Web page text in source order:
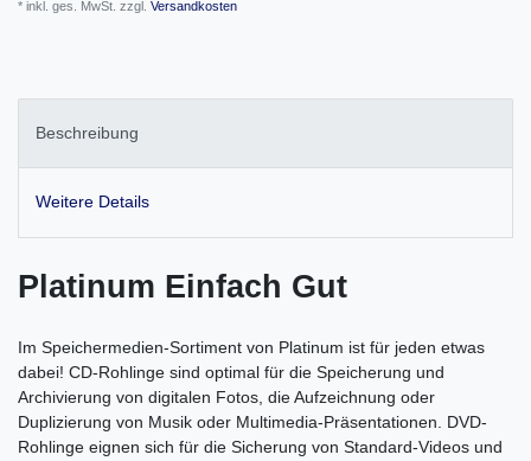
* inkl. ges. MwSt. zzgl. Versandkosten
Beschreibung
Weitere Details
Platinum Einfach Gut
Im Speichermedien-Sortiment von Platinum ist für jeden etwas
dabei! CD-Rohlinge sind optimal für die Speicherung und
Archivierung von digitalen Fotos, die Aufzeichnung oder
Duplizierung von Musik oder Multimedia-Präsentationen. DVD-
Rohlinge eignen sich für die Sicherung von Standard-Videos und